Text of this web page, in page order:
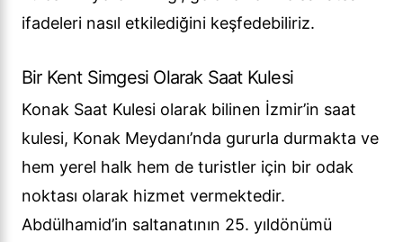
ifadeleri nasıl etkilediğini keşfedebiliriz.
Bir Kent Simgesi Olarak Saat Kulesi
Konak Saat Kulesi olarak bilinen İzmir’in saat
kulesi, Konak Meydanı’nda gururla durmakta ve
hem yerel halk hem de turistler için bir odak
noktası olarak hizmet vermektedir.
Abdülhamid’in saltanatının 25. yıldönümü